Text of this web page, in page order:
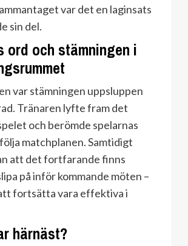
var det en laginsats
sin del.
ord och stämningen i
var stämningen uppsluppen
Tränaren lyfte fram det
och berömde spelarnas
matchplanen. Samtidigt
att det fortfarande finns
på inför kommande möten –
fortsätta vara effektiva i
härnäst?